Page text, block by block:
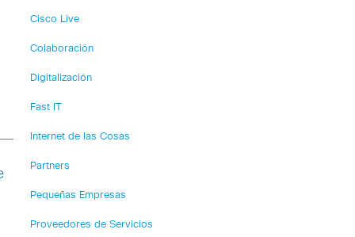
Cisco Live
Colaboración
Digitalización
Fast IT
Internet de las Cosas
Partners
Pequeñas Empresas
Proveedores de Servicios